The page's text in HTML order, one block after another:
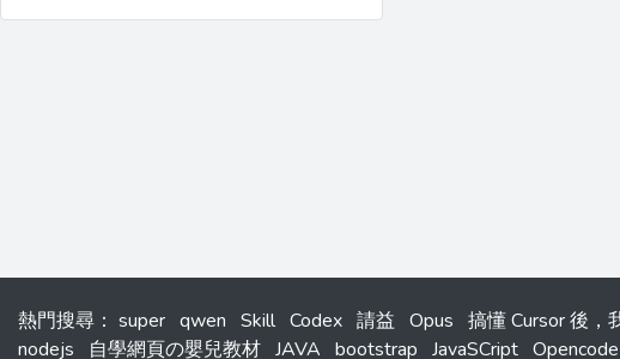
熱門搜尋 ： super qwen Skill Codex 請益 Opus 搞懂 Cursor 後，
nodejs
自學網頁の嬰兒教材 JAVA bootstrap JavaSCript Opencode